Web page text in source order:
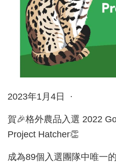
2023年1月4日 ·
賀🎉格外農品入選 2022
Project Hatcher👏
成為89個入選團隊中唯一